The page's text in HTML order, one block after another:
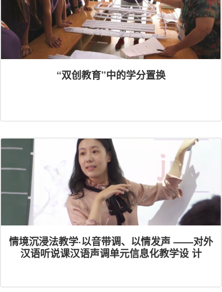
“双创教育”中的学分置换
情境沉浸法教学·以音带调、以情发声 ——对外
汉语听说课汉语声调单元信息化教学设 计